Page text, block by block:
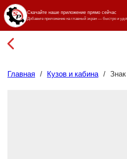
Главная / Кузов и кабина /